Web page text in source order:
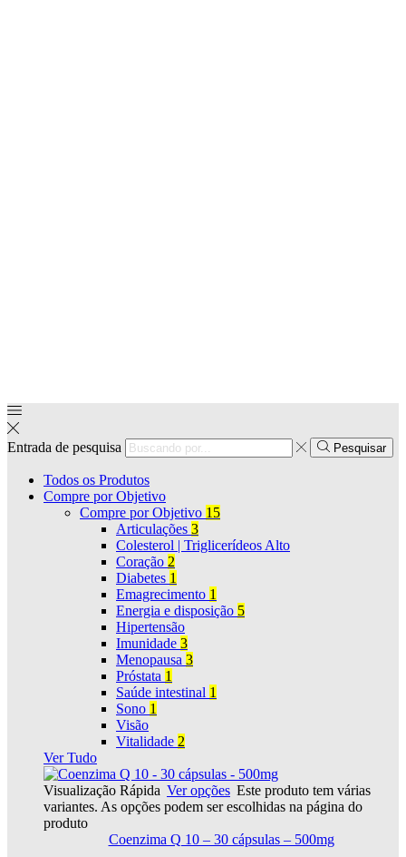
Entrada de pesquisa Pesquisar
Todos os Produtos
Compre por Objetivo
Compre por Objetivo 15
Articulações 3
Colesterol | Triglicerídeos Alto
Coração 2
Diabetes 1
Emagrecimento 1
Energia e disposição 5
Hipertensão
Imunidade 3
Menopausa 3
Próstata 1
Saúde intestinal 1
Sono 1
Visão
Vitalidade 2
Ver Tudo
Visualização Rápida Ver opções Este produto tem várias
variantes. As opções podem ser escolhidas na página do
produto
Coenzima Q 10 – 30 cápsulas – 500mg